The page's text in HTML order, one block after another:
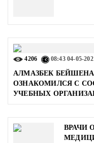
4206 08:4304-05-
АЛМАЗБЕК
ОЗНАКОМИЛСЯ С
УЧЕБНЫХ
ВРАЧИ